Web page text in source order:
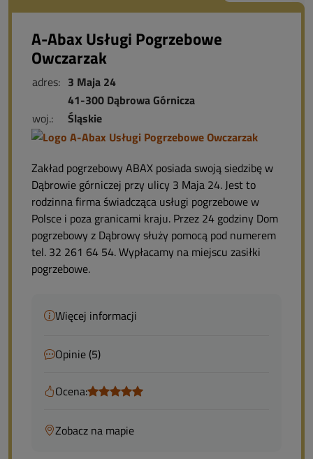
A-Abax Usługi Pogrzebowe
Owczarzak
adres: 3 Maja 24
41-300 Dąbrowa Górnicza
woj.:
Śląskie
Zakład pogrzebowy ABAX posiada swoją siedzibę w
Dąbrowie górniczej przy ulicy 3 Maja 24. Jest to
rodzinna firma świadcząca usługi pogrzebowe w
Polsce i poza granicami kraju. Przez 24 godziny Dom
pogrzebowy z Dąbrowy służy pomocą pod numerem
tel. 32 261 64 54. Wypłacamy na miejscu zasiłki
pogrzebowe.
Więcej informacji
Opinie (5)
Ocena:
Zobacz na mapie